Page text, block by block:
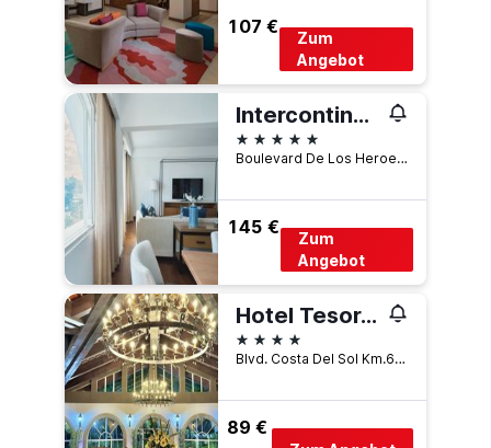
107 €
Zum
Angebot
Intercontinental Hotels San Salvador-Metrocentro Mall By IHG
5 Sterne
Boulevard De Los Heroes And,Avenida Sisimiles, San Salvador, El Salvador
145 €
Zum
Angebot
Hotel Tesoro Beach
4 Sterne
Blvd. Costa Del Sol Km.65 1/2, La Herradura, El Salvador
89 €